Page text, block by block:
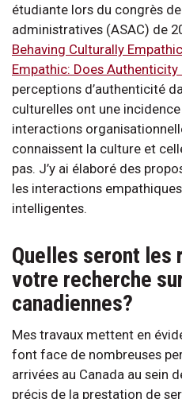
étudiante lors du congrès
administratives (ASAC) de
Behaving Culturally
Empathic: Does
perceptions d’authenticité
culturelles ont une
interactions
connaissent la culture et
pas. J’y ai élaboré des
les interactions
intelligentes.
Quelles seront les
votre recherche
canadiennes?
Mes travaux mettent en
font face de nombreuses
arrivées au Canada au sein
précis de la prestation de